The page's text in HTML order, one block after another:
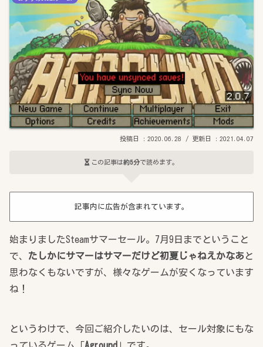
2020.06.28 2021.04.07
この記事は約5分で読めます。
記事内に広告が含まれています。
始まりましたSteamサマーセール。7月9日までということ
で、 たしかにサマーはサマーだけど初夏じゃねえかなあ と
思わなくもないですが、様々なゲームが安くなっています
ね！
というわけで、今回ご紹介したいのは、セール対象にもな
っているゲーム「 Aground 」です。